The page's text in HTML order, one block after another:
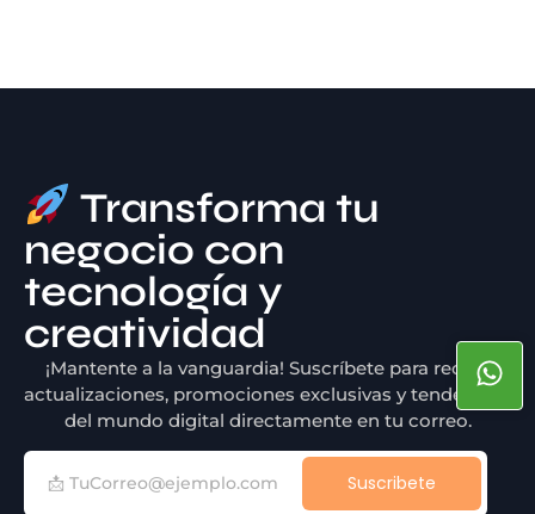
Transforma tu
negocio con
tecnología y
creatividad
¡Mantente a la vanguardia! Suscríbete para recibir
actualizaciones, promociones exclusivas y tendencias
del mundo digital directamente en tu correo.
Suscribete